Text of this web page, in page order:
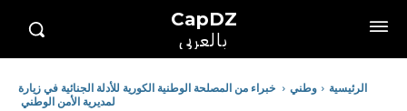
CapDZ
بالعربي
الرئيسية وطني
خبراء من المصلحة الوطنية الكورية للأدلة الجنائية في زيارة
لمديرية الأمن الوطني